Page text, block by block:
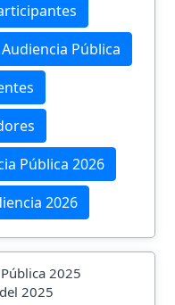
Pública
Pública 2026
2026
2025
2025